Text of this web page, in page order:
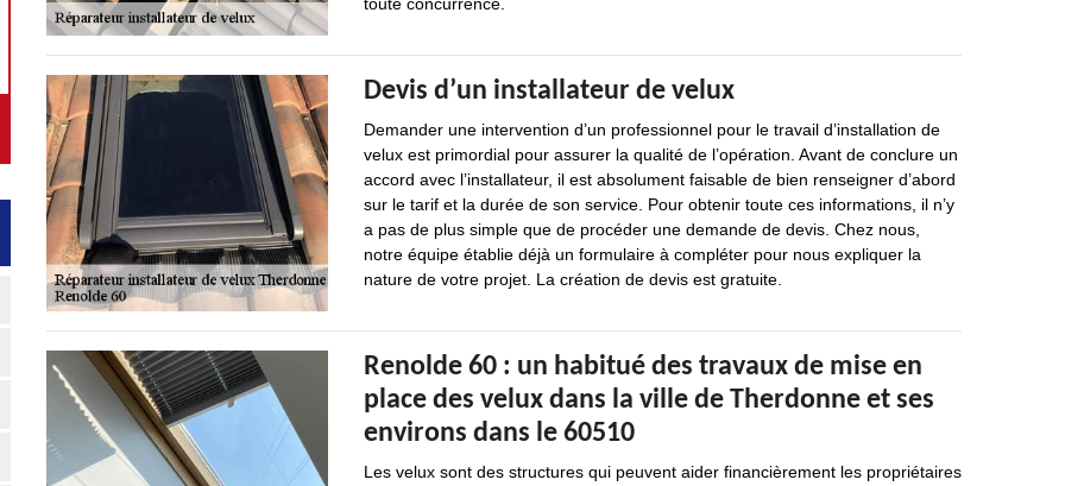
Devis d’un installateur de velux
Demander une intervention d’un professionnel pour le travail d’installation de
velux est primordial pour assurer la qualité de l’opération. Avant de conclure un
accord avec l’installateur, il est absolument faisable de bien renseigner d’abord
sur le tarif et la durée de son service. Pour obtenir toute ces informations, il n’y
a pas de plus simple que de procéder une demande de devis. Chez nous,
notre équipe établie déjà un formulaire à compléter pour nous expliquer la
nature de votre projet. La création de devis est gratuite.
Renolde 60 : un habitué des travaux de mise en
place des velux dans la ville de Therdonne et ses
environs dans le 60510
Les velux sont des structures qui peuvent aider financièrement les propriétaires